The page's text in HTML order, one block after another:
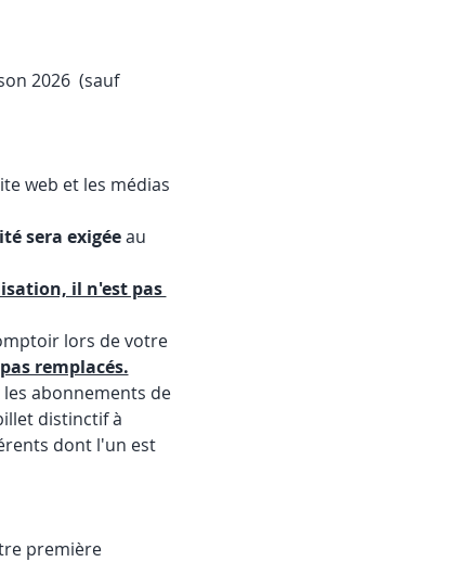
2026  (sauf
web et les médias
sera exigée au
il n'est pas
lors de votre
remplacés.
abonnements de
distinctif à
dont l'un est
première